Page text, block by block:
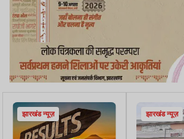
झारखंड न्यूज़ झारखंड न्यूज़